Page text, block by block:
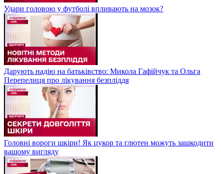
Удари головою у футболі впливають на мозок?
Дарують надію на батьківство: Микола Гафійчук та Ольга
Перепелиця про лікування безпліддя
Головні вороги шкіри! Як цукор та глютен можуть зашкодити
вашому вигляду